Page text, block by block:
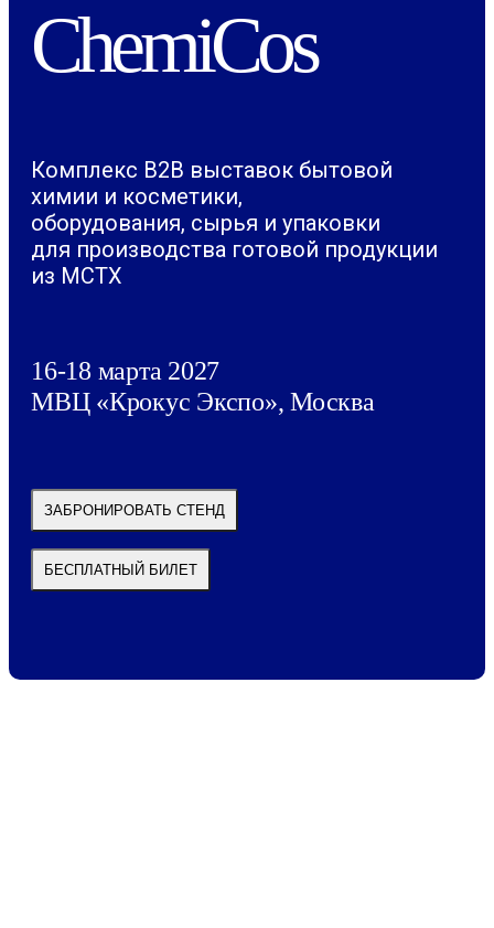
ChemiCos
Комплекс B2B выставок бытовой
химии и косметики,
оборудования, сырья и упаковки
для производства готовой продукции
из МСТХ
16-18 марта 2027
МВЦ «Крокус Экспо», Москва
ЗАБРОНИРОВАТЬ СТЕНД
БЕСПЛАТНЫЙ БИЛЕТ